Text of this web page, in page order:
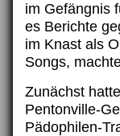
im Gefängnis
es Berichte
im Knast als
Songs,
Zunächst
Pentonville-
Pädophilen-